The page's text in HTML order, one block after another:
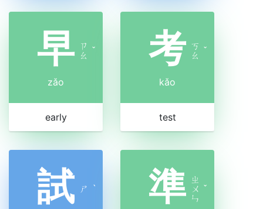
早 ㄗ
ㄠ ˇ
zǎo
early
考 ㄎ
ㄠ ˇ
kǎo
test
試 ㄕ ˋ 準 ㄓ
ㄨ
ㄣ
ˇ